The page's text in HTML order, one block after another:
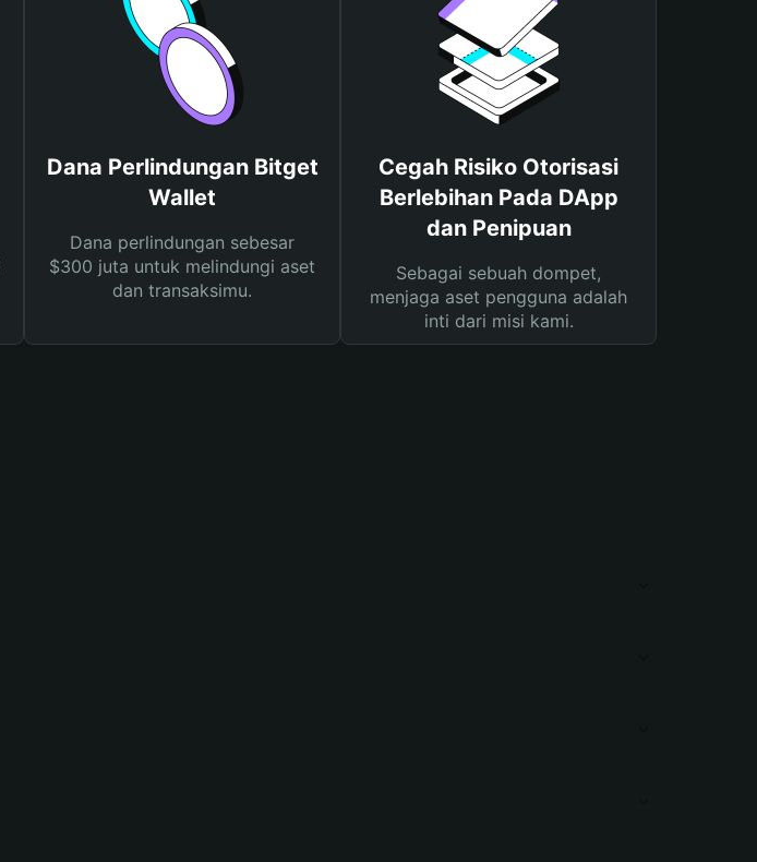
Dana Perlindungan Bitget
Wallet
Dana perlindungan sebesar
$300 juta untuk melindungi aset
dan transaksimu.
Cegah Risiko Otorisasi
Berlebihan Pada DApp
dan Penipuan
Sebagai sebuah dompet,
menjaga aset pengguna adalah
inti dari misi kami.